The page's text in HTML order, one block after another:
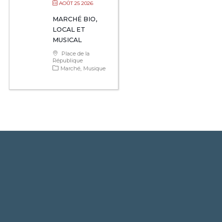
AOÛT 25 2026
MARCHÉ BIO,
LOCAL ET
MUSICAL
Place de la
République
Marché Musique